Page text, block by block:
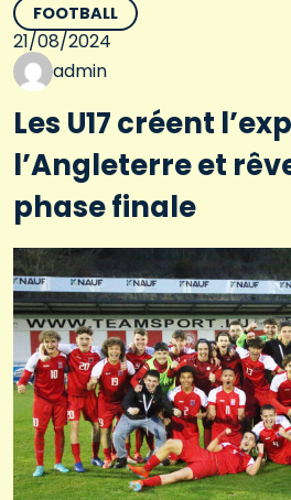
FOOTBALL
21/08/2024
admin
Les U17 créent
l’Angleterre et
phase finale